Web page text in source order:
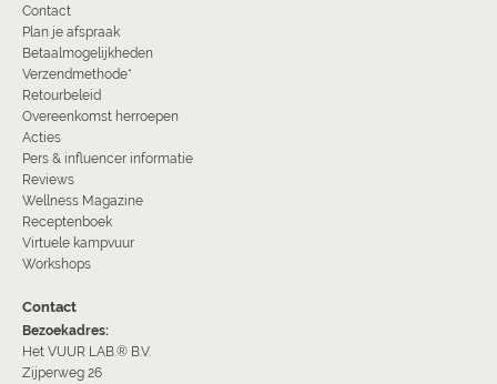
Contact
Plan je afspraak
Betaalmogelijkheden
Verzendmethode*
Retourbeleid
Overeenkomst herroepen
Acties
Pers & influencer informatie
Reviews
Wellness Magazine
Receptenboek
Virtuele kampvuur
Workshops
Contact
Bezoekadres:
Het VUUR LAB.® B.V.
Zijperweg 26